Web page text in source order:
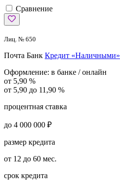
Сравнение
Лиц. № 650
Почта Банк Кредит «Наличными»
Оформление: в банке / онлайн
от 5,90 %
от 5,90 до 11,90 %
процентная ставка
до 4 000 000 ₽
размер кредита
от 12 до 60 мес.
срок кредита